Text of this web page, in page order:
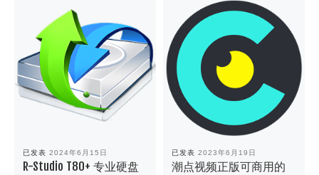
已发表 2024年6月15日
R-Studio T80+ 专业硬盘
已发表 2023年6月19日
潮点视频正版可商用的